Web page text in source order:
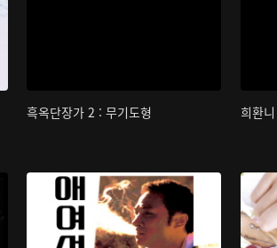
흑옥단장가 2 : 무기도형 희환니